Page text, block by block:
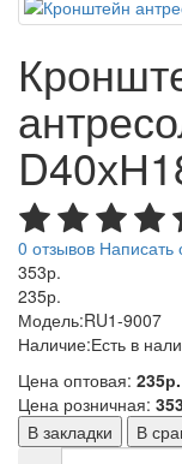
0 отзывов Написать
353р.
235р.
Модель:RU1-9007
Наличие:Есть в
Цена оптовая: 235р.
Цена розничная:
В закладки
В